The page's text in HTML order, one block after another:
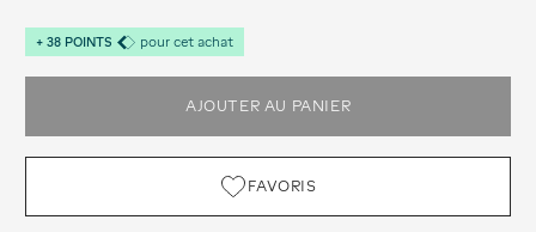
+ 38 POINTS pour cet achat
AJOUTER AU PANIER
FAVORIS